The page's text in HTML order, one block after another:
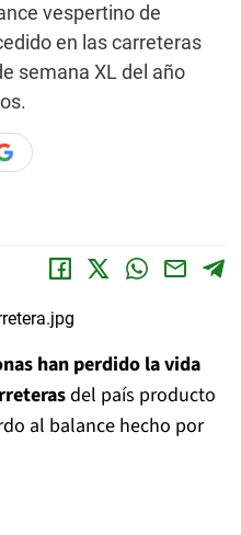
vespertino de
en las carreteras
semana XL del año
han perdido la vida
del país producto
al balance hecho por